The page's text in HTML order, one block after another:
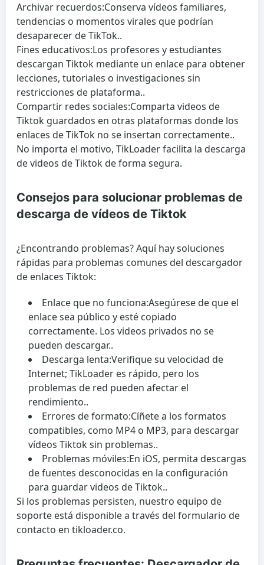
Archivar recuerdos:Conserva vídeos familiares,
tendencias o momentos virales que podrían
desaparecer de TikTok..
Fines educativos:Los profesores y estudiantes
descargan Tiktok mediante un enlace para obtener
lecciones, tutoriales o investigaciones sin
restricciones de plataforma..
Compartir redes sociales:Comparta videos de
Tiktok guardados en otras plataformas donde los
enlaces de TikTok no se insertan correctamente..
No importa el motivo, TikLoader facilita la descarga
de videos de Tiktok de forma segura.
Consejos para solucionar problemas de
descarga de vídeos de Tiktok
¿Encontrando problemas? Aquí hay soluciones
rápidas para problemas comunes del descargador
de enlaces Tiktok:
Enlace que no funciona:Asegúrese de que el
enlace sea público y esté copiado
correctamente. Los videos privados no se
pueden descargar..
Descarga lenta:Verifique su velocidad de
Internet; TikLoader es rápido, pero los
problemas de red pueden afectar el
rendimiento..
Errores de formato:Cíñete a los formatos
compatibles, como MP4 o MP3, para descargar
vídeos Tiktok sin problemas..
Problemas móviles:En iOS, permita descargas
de fuentes desconocidas en la configuración
para guardar videos de Tiktok..
Si los problemas persisten, nuestro equipo de
soporte está disponible a través del formulario de
contacto en tikloader.co.